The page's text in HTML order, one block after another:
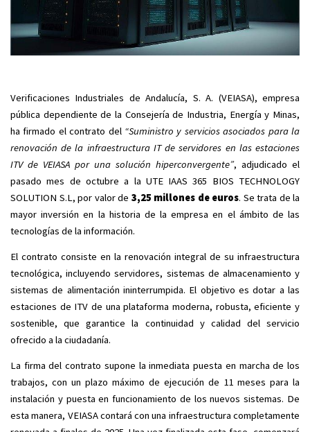
Verificaciones Industriales de Andalucía, S. A. (VEIASA), empresa
pública dependiente de la Consejería de Industria, Energía y Minas,
ha firmado el contrato del “Suministro y servicios asociados para la
renovación de la infraestructura IT de servidores en las estaciones
ITV de VEIASA por una solución hiperconvergente”, adjudicado el
pasado mes de octubre a la UTE IAAS 365 BIOS TECHNOLOGY
SOLUTION S.L, por valor de 3,25 millones de euros. Se trata de la
mayor inversión en la historia de la empresa en el ámbito de las
tecnologías de la información.
El contrato consiste en la renovación integral de su infraestructura
tecnológica, incluyendo servidores, sistemas de almacenamiento y
sistemas de alimentación ininterrumpida. El objetivo es dotar a las
estaciones de ITV de una plataforma moderna, robusta, eficiente y
sostenible, que garantice la continuidad y calidad del servicio
ofrecido a la ciudadanía.
La firma del contrato supone la inmediata puesta en marcha de los
trabajos, con un plazo máximo de ejecución de 11 meses para la
instalación y puesta en funcionamiento de los nuevos sistemas. De
esta manera, VEIASA contará con una infraestructura completamente